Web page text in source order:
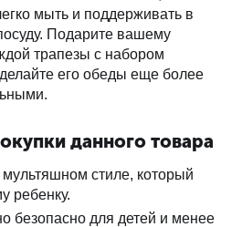
мыть и поддерживать в
Подарите вашему
трапезы с набором
его обеды еще более
данного товара
стиле, который
ребенку.
безопасно для детей и менее